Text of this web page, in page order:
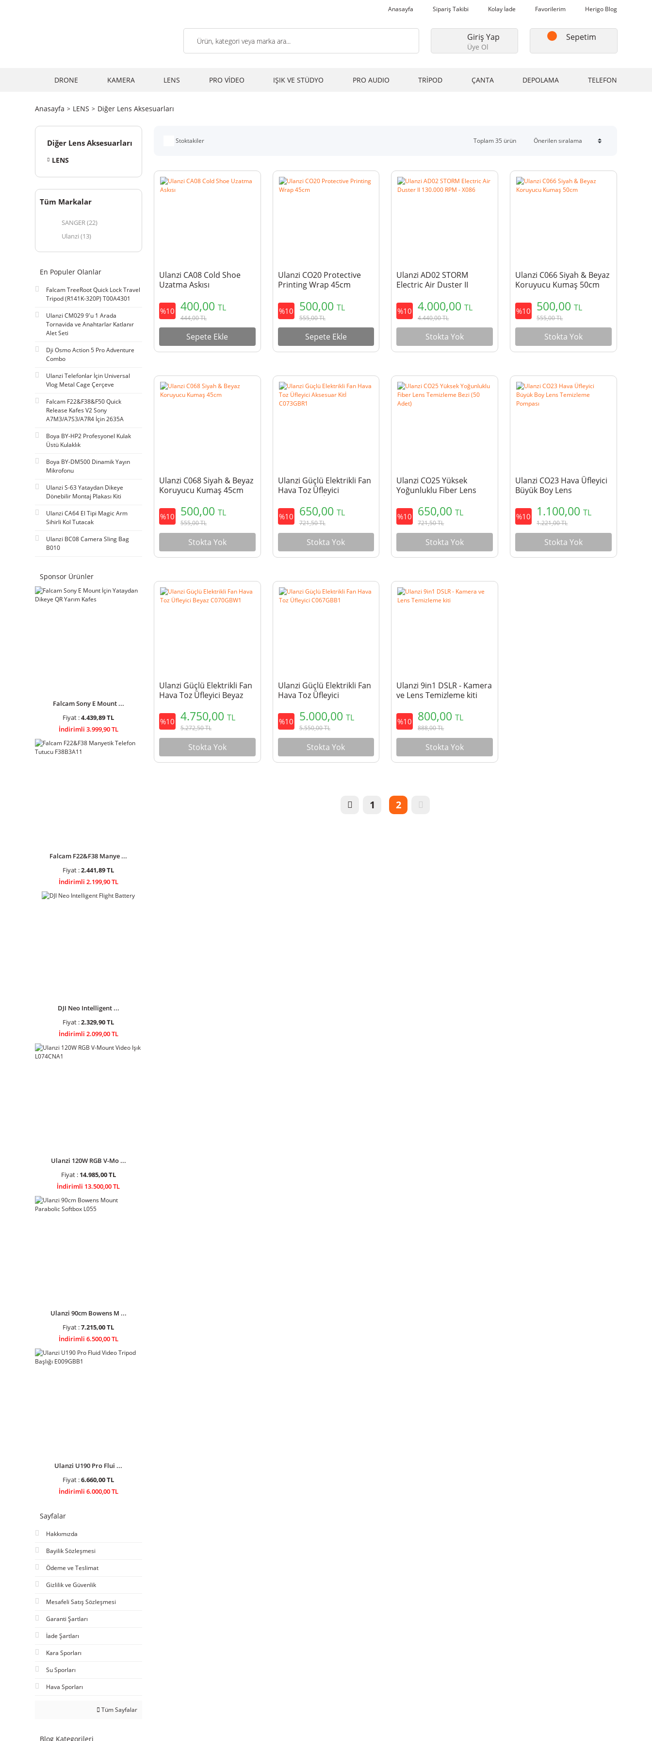
Anasayfa Sipariş Takibi Kolay İade Favorilerim Herigo Blog
Giriş Yap
Üye Ol
Sepetim
DRONE KAMERA LENS PRO VİDEO IŞIK VE STÜDYO PRO AUDIO TRİPOD ÇANTA DEPOLAMA TELEFON
Anasayfa LENS Diğer Lens Aksesuarları
Diğer Lens Aksesuarları
LENS
Tüm Markalar
SANGER (22)
Ulanzi (13)
En Populer Olanlar
Falcam TreeRoot Quick Lock Travel
Tripod (R141K-320P) T00A4301
Ulanzi CM029 9'u 1 Arada
Tornavida ve Anahtarlar Katlanır
Alet Seti
Dji Osmo Action 5 Pro Adventure
Combo
Ulanzi Telefonlar İçin Universal
Vlog Metal Cage Çerçeve
Falcam F22&F38&F50 Quick
Release Kafes V2 Sony
A7M3/A7S3/A7R4 İçin 2635A
Boya BY-HP2 Profesyonel Kulak
Üstü Kulaklık
Boya BY-DM500 Dinamik Yayın
Mikrofonu
Ulanzi S-63 Yataydan Dikeye
Dönebilir Montaj Plakası Kiti
Ulanzi CA64 El Tipi Magic Arm
Sihirli Kol Tutacak
Ulanzi BC08 Camera Sling Bag
B010
Sponsor Ürünler
Falcam Sony E Mount ...
Fiyat :4.439,89 TL
İndirimli 3.999,90 TL
Falcam F22&F38 Manye ...
Fiyat :2.441,89 TL
İndirimli 2.199,90 TL
DJI Neo Intelligent ...
Fiyat :2.329,90 TL
İndirimli 2.099,00 TL
Ulanzi 120W RGB V-Mo ...
Fiyat : 14.985,00 TL
İndirimli 13.500,00 TL
Ulanzi 90cm Bowens M ...
Fiyat :7.215,00 TL
İndirimli 6.500,00 TL
Ulanzi U190 Pro Flui ...
Fiyat :6.660,00 TL
İndirimli 6.000,00 TL
Sayfalar
Hakkımızda
Bayilik Sözleşmesi
Ödeme ve Teslimat
Gizlilik ve Güvenlik
Mesafeli Satış Sözleşmesi
Garanti Şartları
İade Şartları
Kara Sporları
Su Sporları
Hava Sporları
Tüm Sayfalar
Blog Kategorileri
Stoktakiler Toplam 35 ürün
Ulanzi CA08 Cold Shoe
Uzatma Askısı
%10 400,00 TL
444,00TL
Sepete Ekle
Ulanzi CO20 Protective
Printing Wrap 45cm
%10 500,00 TL
555,00TL
Sepete Ekle
Ulanzi AD02 STORM
Electric Air Duster II
%10 4.000,00TL
4.440,00TL
Stokta Yok
Ulanzi C066 Siyah & Beyaz
Koruyucu Kumaş 50cm
%10 500,00TL
555,00TL
Stokta Yok
Ulanzi C068 Siyah & Beyaz
Koruyucu Kumaş 45cm
%10 500,00 TL
555,00TL
Stokta Yok
Ulanzi Güçlü Elektrikli Fan
Hava Toz Üfleyici
Aksesuar Kitİ C073GBR1
%10 650,00 TL
721,50TL
Stokta Yok
Ulanzi CO25 Yüksek
Yoğunluklu Fiber Lens
%10 650,00TL
721,50TL
Stokta Yok
Ulanzi CO23 Hava Üfleyici
Büyük Boy Lens
%10 1.100,00TL
1.221,00TL
Stokta Yok
Ulanzi Güçlü Elektrikli Fan
Hava Toz Üfleyici Beyaz
%10 4.750,00 TL
5.272,50TL
Stokta Yok
Ulanzi Güçlü Elektrikli Fan
Hava Toz Üfleyici
%10 5.000,00 TL
5.550,00TL
Stokta Yok
Ulanzi 9in1 DSLR - Kamera
ve Lens Temizleme kiti
%10 800,00TL
888,00TL
Stokta Yok
1 2